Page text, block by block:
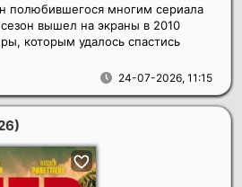
24-07-2026, 11:15
полюбившегося многим сериала
вышел на экраны в 2010
которым удалось спастись